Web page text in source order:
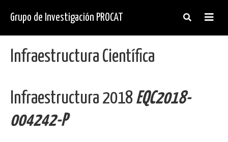
main
Grupo de Investigación PROCAT
Infraestructura Científica
Infraestructura 2018 EQC2018-
004242-P